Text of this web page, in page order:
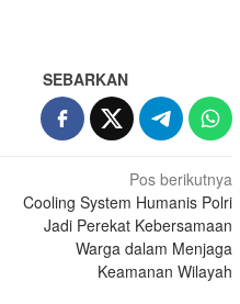
SEBARKAN
Pos berikutnya
Cooling System Humanis Polri
Jadi Perekat Kebersamaan
Warga dalam Menjaga
Keamanan Wilayah